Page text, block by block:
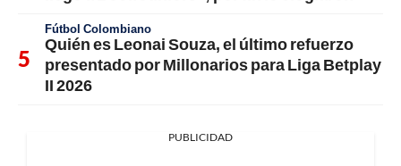
Fútbol Colombiano
Quién es Leonai Souza, el último refuerzo
presentado por Millonarios para Liga Betplay
II 2026
PUBLICIDAD